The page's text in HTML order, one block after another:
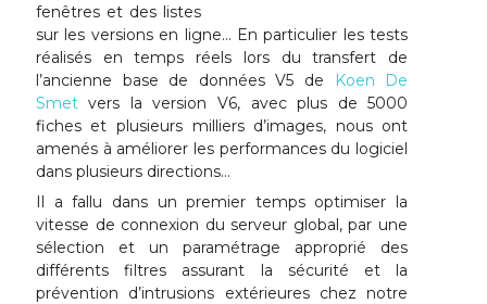
fenêtres et des listes
sur les versions en ligne… En particulier les tests
réalisés en temps réels lors du transfert de
l’ancienne base de données V5 de
Koen De
Smetvers la version V6, avec plus de 5000
fiches et plusieurs milliers d’images, nous ont
amenés à améliorer les performances du logiciel
dans plusieurs directions…
Il a fallu dans un premier temps optimiser la
vitesse de connexion du serveur global, par une
sélection et un paramétrage approprié des
différents filtres assurant la sécurité et la
prévention d’intrusions extérieures chez notre